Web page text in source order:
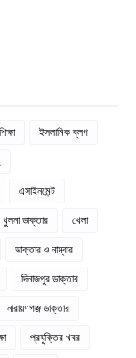
ইসলামিক ব্লগ
এসাইনমেন্ট
খুলনা ডাক্তার
খেলা
ডাক্তার ও নাম্বার
দিনাজপুর ডাক্তার
নারায়ণগঞ্জ ডাক্তার
প্রযুক্তির খবর